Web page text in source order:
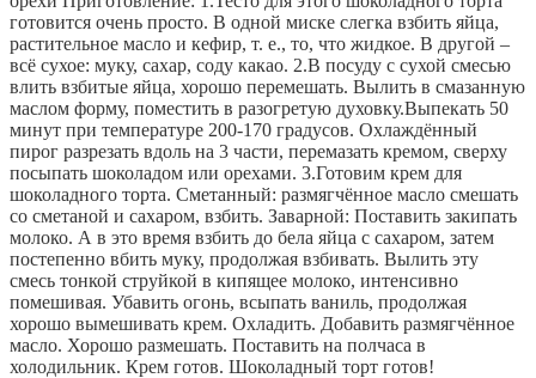
готовится очень просто. В одной миске слегка взбить яйца,
растительное масло и кефир, т. е., то, что жидкое. В другой –
всё сухое: муку, сахар, соду какао. 2.В посуду с сухой смесью
влить взбитые яйца, хорошо перемешать. Вылить в смазанную
маслом форму, поместить в разогретую духовку.Выпекать 50
минут при температуре 200-170 градусов. Охлаждённый
пирог разрезать вдоль на 3 части, перемазать кремом, сверху
посыпать шоколадом или орехами. 3.Готовим крем для
шоколадного торта. Сметанный: размягчённое масло смешать
со сметаной и сахаром, взбить. Заварной: Поставить закипать
молоко. А в это время взбить до бела яйца с сахаром, затем
постепенно вбить муку, продолжая взбивать. Вылить эту
смесь тонкой струйкой в кипящее молоко, интенсивно
помешивая. Убавить огонь, всыпать ваниль, продолжая
хорошо вымешивать крем. Охладить. Добавить размягчённое
масло. Хорошо размешать. Поставить на полчаса в
холодильник. Крем готов. Шоколадный торт готов!